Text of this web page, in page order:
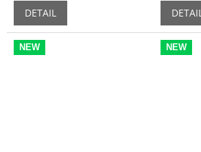
DETAIL DETAIL
NEW NEW